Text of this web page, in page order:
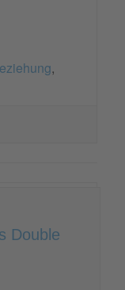
Double